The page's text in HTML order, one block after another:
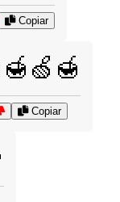
Copiar
Copiar